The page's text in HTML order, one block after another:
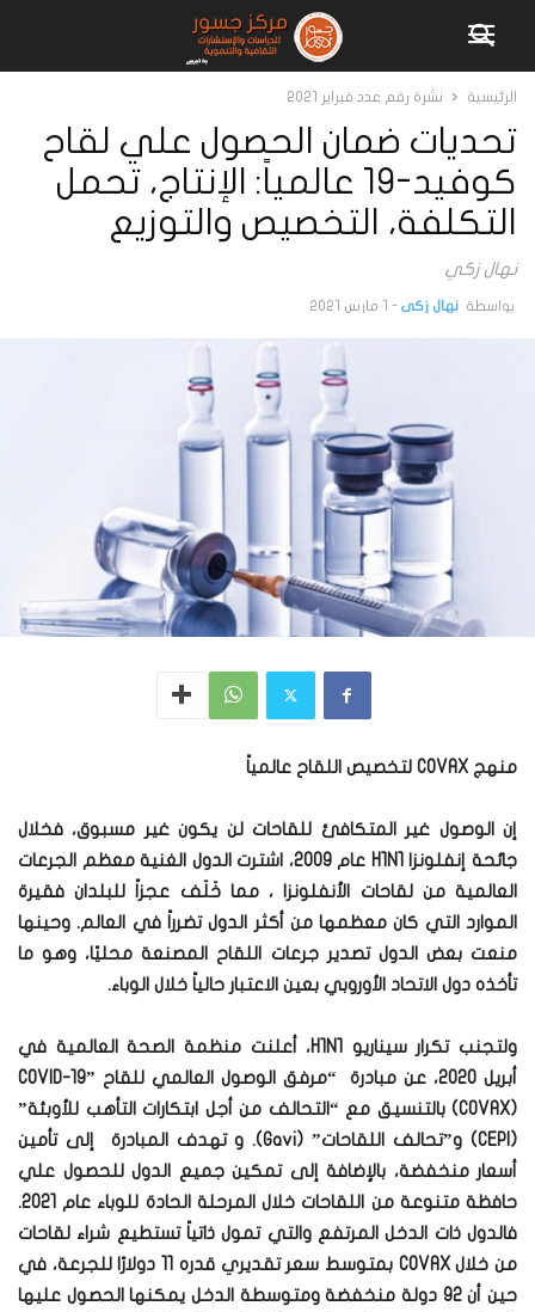
الرئيسية نشرة رقم عدد فبراير 2021
تحديات ضمان الحصول علي لقاح
كوفيد-19 عالمياً: الإنتاج، تحمل
التكلفة، التخصيص والتوزيع
نهال زكي
بواسطة نهال زكي - 1 مارس 2021
منهج COVAX لتخصيص اللقاح عالمياً
إن الوصول غير المتكافئ للقاحات لن يكون غير مسبوق، فخلال
جائحة إنفلونزا H1N1 عام 2009، اشترت الدول الغنية معظم الجرعات
العالمية من لقاحات الأنفلونزا ، مما خَلَف عجزاً للبلدان فقيرة
الموارد التي كان معظمها من أكثر الدول تضرراً في العالم. وحينها
منعت بعض الدول تصدير جرعات اللقاح المصنعة محليًا، وهو ما
تأخذه دول الاتحاد الأوروبي بعين الاعتبار حالياً خلال الوباء.
ولتجنب تكرار سيناريو H1N1، أعلنت منظمة الصحة العالمية في
أبريل 2020، عن مبادرة “مرفق الوصول العالمي للقاح COVID-19”
(COVAX) بالتنسيق مع “التحالف من أجل ابتكارات التأهب للأوبئة”
(CEPI) و”تحالف اللقاحات” (Gavi). و تهدف المبادرة إلى تأمين
أسعار منخفضة، بالإضافة إلى تمكين جميع الدول للحصول علي
حافظة متنوعة من اللقاحات خلال المرحلة الحادة للوباء عام 2021.
فالدول ذات الدخل المرتفع والتي تمول ذاتياً تستطيع شراء لقاحات
من خلال COVAX بمتوسط ​​سعر تقديري قدره 11 دولارًا للجرعة، في
حين أن 92 دولة منخفضة ومتوسطة الدخل يمكنها الحصول عليها